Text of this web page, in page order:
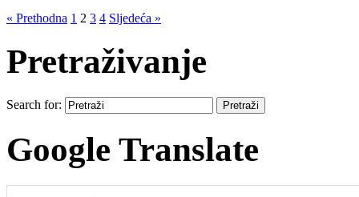
« Prethodna 1 2 3 4 Sljedeća »
Pretraživanje
Search for:
Google Translate